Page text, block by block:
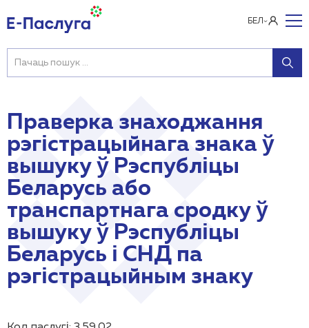
БЕЛ
Праверка знаходжання
рэгістрацыйнага знака ў
вышуку ў Рэспубліцы
Беларусь або
транспартнага сродку ў
вышуку ў Рэспубліцы
Беларусь і СНД па
рэгістрацыйным знаку